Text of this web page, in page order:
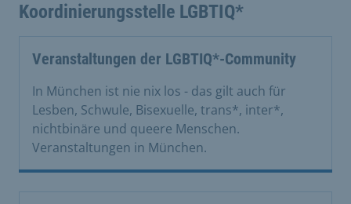
Koordinierungsstelle LGBTIQ*
Veranstaltungen der LGBTIQ*-Community
In München ist nie nix los - das gilt auch für
Lesben, Schwule, Bisexuelle, trans*, inter*,
nichtbinäre und queere Menschen.
Veranstaltungen in München.